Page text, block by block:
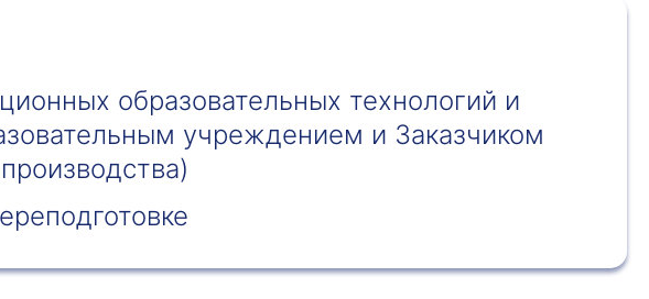
образовательных технологий и
учреждением и Заказчиком